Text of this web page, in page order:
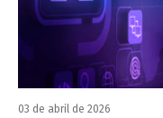
03 de abril de 2026